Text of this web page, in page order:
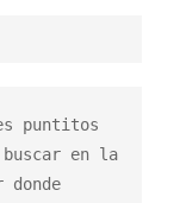
puntitos
en la